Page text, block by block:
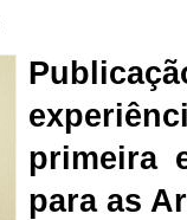
primeira
para as